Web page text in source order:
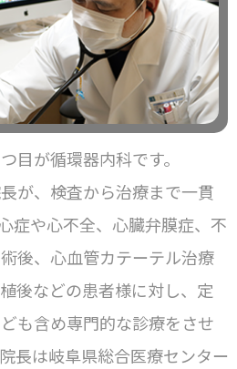
目が循環器内科です。
が、検査から治療まで一貫
症や心不全、心臓弁膜症、不
後、心血管カテーテル治療
後などの患者様に対し、定
も含め専門的な診療をさせ
長は岐阜県総合医療センター